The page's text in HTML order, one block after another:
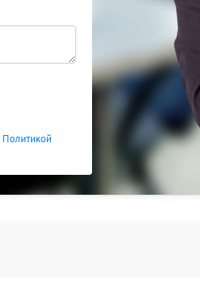
Политикой